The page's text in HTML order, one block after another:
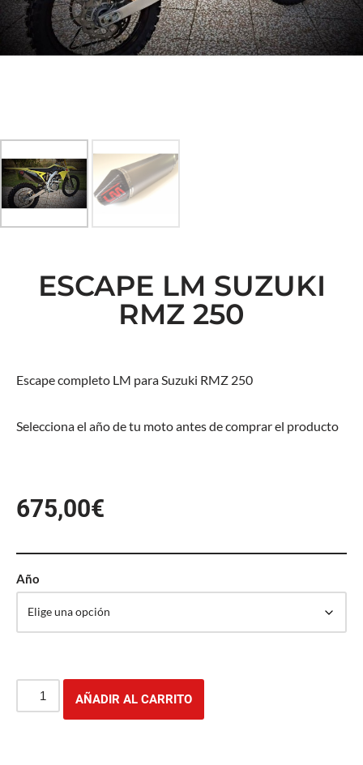
ESCAPE LM SUZUKI
RMZ 250
Escape completo LM para Suzuki RMZ 250
Selecciona el año de tu moto antes de comprar el producto
675,00€
Año
AÑADIR AL CARRITO